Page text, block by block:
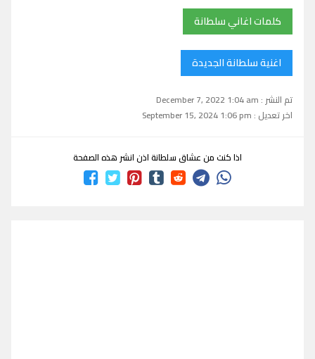
كلمات اغاني سلطانة
اغنية سلطانة الجديدة
تم النشر : December 7, 2022 1:04 am
اخر تعديل : September 15, 2024 1:06 pm
اذا كنت من عشاق سلطانة اذن انشر هذه الصفحة